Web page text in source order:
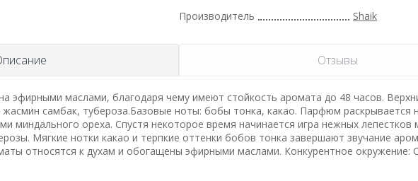
Производитель Shaik
Отзывы
эфирными маслами, благодаря чему имеют стойкость аромата до 48 часов.
самбак, тубероза.Базовые ноты: бобы тонка, какао. Парфюм раскрывается
миндального ореха. Спустя некоторое время начинается игра нежных лепестков
Мягкие нотки какао и терпкие оттенки бобов тонка завершают звучание
относятся к духам и обогащены эфирными маслами. Конкурентное окружение: